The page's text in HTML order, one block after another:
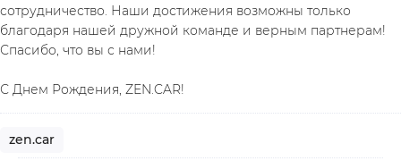
сотрудничество. Наши достижения возможны только
благодаря нашей дружной команде и верным партнерам!
Спасибо, что вы с нами!
С Днем Рождения, ZEN.CAR!
zen.car